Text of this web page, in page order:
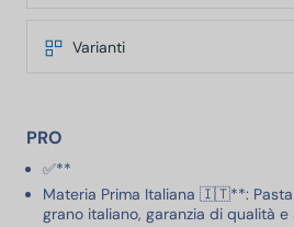
Varianti
PRO
✅**
Materia Prima Italiana 🇮🇹**:
grano italiano, garanzia di qualità